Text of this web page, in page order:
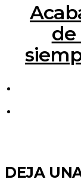
de
DEJA